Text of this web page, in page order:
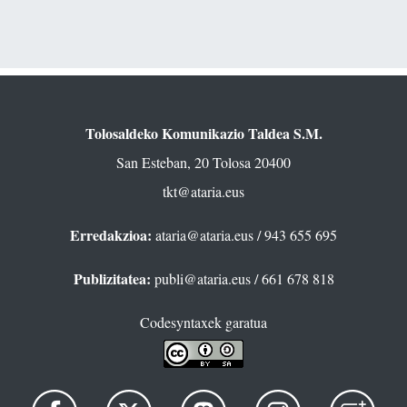
Tolosaldeko Komunikazio Taldea S.M.
San Esteban, 20 Tolosa 20400
tkt@ataria.eus
Erredakzioa: ataria@ataria.eus/ 943 655 695
Publizitatea: publi@ataria.eus/ 661 678 818
Codesyntaxek garatua